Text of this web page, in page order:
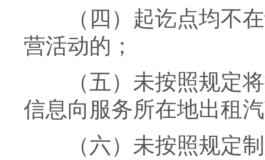
（四）起讫点均不在
营活动的；
（五）未按照规定将
信息向服务所在地出租
（六）未按照规定制